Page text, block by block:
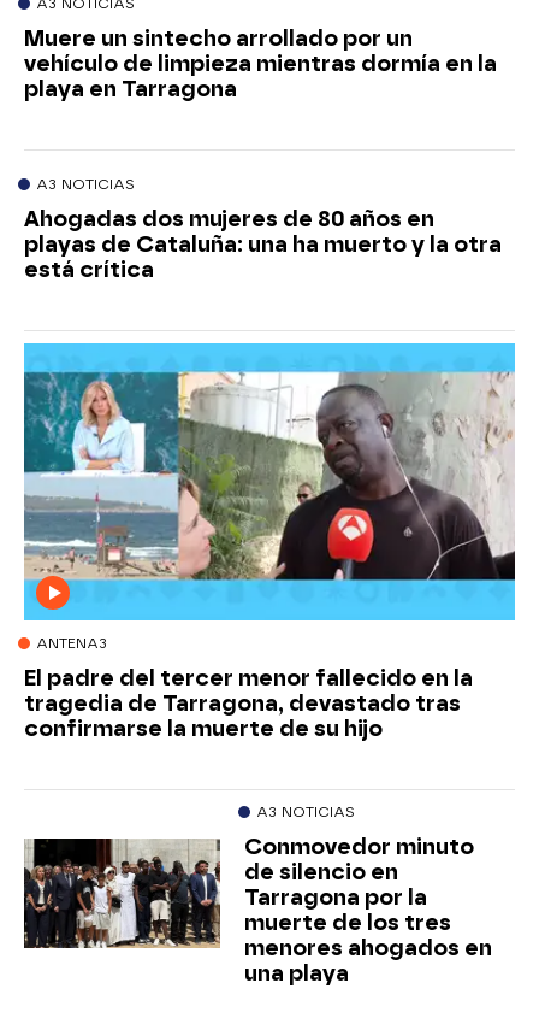
A3 NOTICIAS
Muere un sintecho arrollado por un
vehículo de limpieza mientras dormía en la
playa en Tarragona
A3 NOTICIAS
Ahogadas dos mujeres de 80 años en
playas de Cataluña: una ha muerto y la otra
está crítica
ANTENA3
El padre del tercer menor fallecido en la
tragedia de Tarragona, devastado tras
confirmarse la muerte de su hijo
A3 NOTICIAS
Conmovedor minuto
de silencio en
Tarragona por la
muerte de los tres
menores ahogados en
una playa